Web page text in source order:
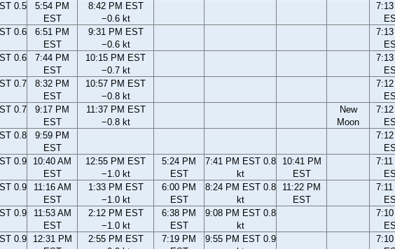
0.5
5:54 PM
EST
8:42 PM EST
−0.6 kt
7:13
0.6
6:51 PM
EST
9:31 PM EST
−0.6 kt
7:13
0.6
7:44 PM
EST
10:15 PM EST
−0.7 kt
7:13
0.7
8:32 PM
EST
10:57 PM EST
−0.8 kt
7:12
0.7
9:17 PM
EST
11:37 PM EST
−0.8 kt
New
Moon
7:12
0.8
9:59 PM
EST
7:12
0.9
10:40 AM
EST
12:55 PM EST
−1.0 kt
5:24 PM
EST
7:41 PM EST 0.8
kt
10:41 PM
EST
7:11
0.9
11:16 AM
EST
1:33 PM EST
−1.0 kt
6:00 PM
EST
8:24 PM EST 0.8
kt
11:22 PM
EST
7:11
0.9
11:53 AM
EST
2:12 PM EST
−1.0 kt
6:38 PM
EST
9:08 PM EST 0.8
kt
7:10
0.9
12:31 PM
2:55 PM EST
7:19 PM
9:55 PM EST 0.9
7:10